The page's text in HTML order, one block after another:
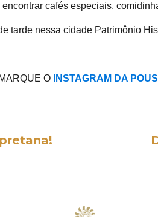
cafés especiais,
tarde nessa cidade Patrimônio
O INSTAGRAM DA